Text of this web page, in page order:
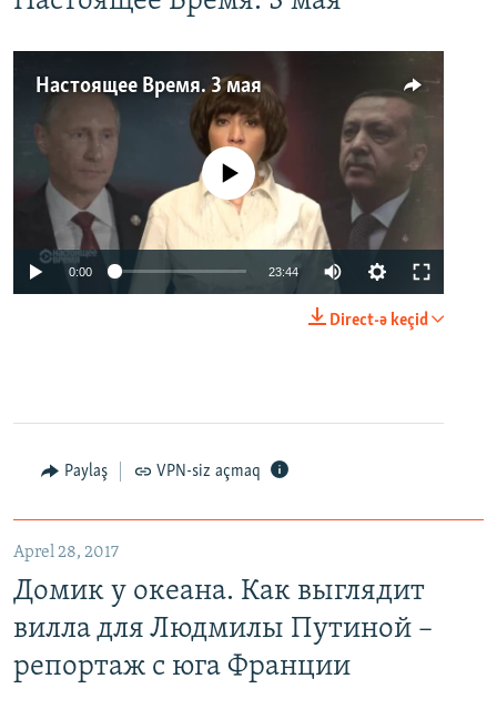
Настоящее Время. 3 мая
No media source currently available
0:00 23:44
Direct-ə keçid
Paylaş VPN-siz açmaq
Aprel 28, 2017
Домик у океана. Как выглядит
вилла для Людмилы Путиной –
репортаж с юга Франции